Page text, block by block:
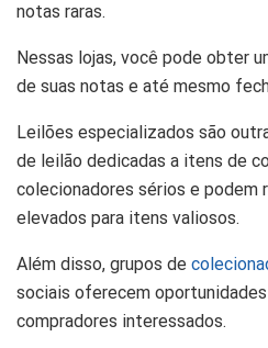
notas raras.
Nessas lojas, você pode obter
de suas notas e até mesmo
Leilões especializados são
de leilão dedicadas a itens de
colecionadores sérios e podem
elevados para itens valiosos.
Além disso, grupos de
sociais oferecem
compradores interessados.